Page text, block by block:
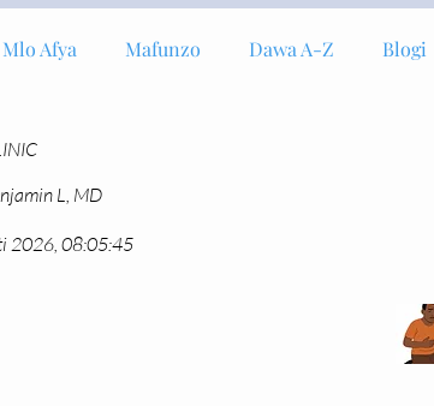
Mlo Afya Mafunzo Dawa A-Z Blogi
L, MD
2026, 08:05:45